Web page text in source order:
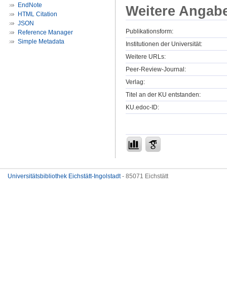
EndNote
HTML Citation
JSON
Reference Manager
Simple Metadata
Weitere
Publikationsform:
Institutionen der Universität:
Weitere URLs:
Peer-Review-Journal:
Verlag:
Titel an der KU entstanden:
KU.edoc-ID:
Universitätsbibliothek Eichstätt-Ingolstadt- 85071 Eichstätt